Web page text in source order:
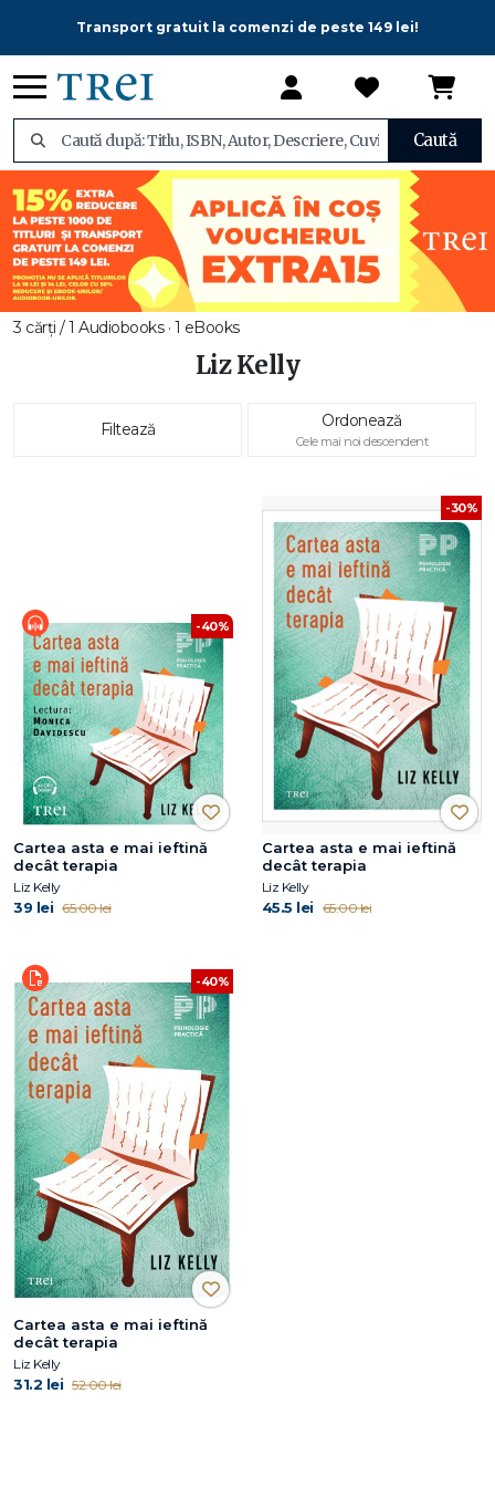
Transport gratuit la comenzi de peste 149 lei!
Caută
3 cărți / 1 Audiobooks · 1 eBooks
Liz Kelly
Filtează Ordonează
Cele mai noi descendent
-40%
Cartea asta e mai ieftină
decât terapia
Liz Kelly
39 lei 65.00 lei
-30%
Cartea asta e mai ieftină
decât terapia
Liz Kelly
45.5 lei 65.00 lei
-40%
Cartea asta e mai ieftină
decât terapia
Liz Kelly
31.2 lei 52.00 lei